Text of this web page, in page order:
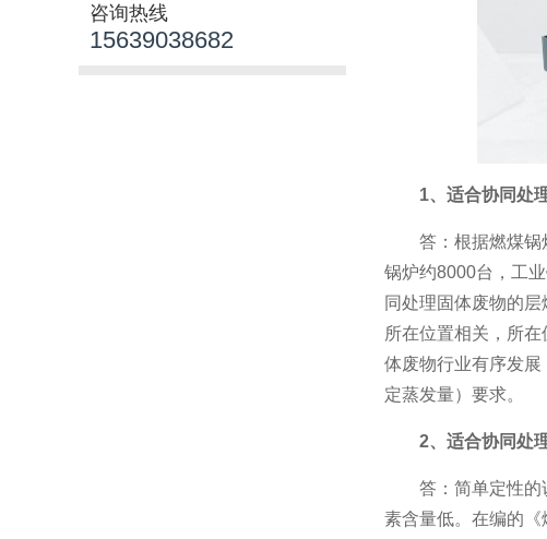
咨询热线
15639038682
1、适合协同处
答：根据燃煤
锅炉约8000台，工
同处理固体废物的
所在位置相关，所
体废物行业有序发
定蒸发量）要求。
2、适合协同处
答：简单定性
素含量低。在编的《